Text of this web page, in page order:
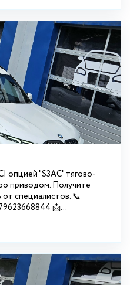
опцией "S3АС" тягово-
приводом. Получите
специалистов. 📞
📩...